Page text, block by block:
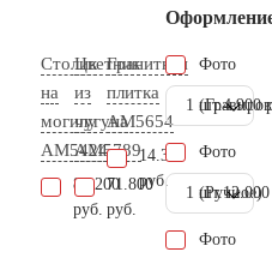
Столик
на
могилу
AM5424
83.200
руб.
Цветник
из
чугуна
AM5789
71.800
руб.
Гранитная
плитка
AM5654
14.300
руб.
Фото
1 шт.4.900
Фото
(Ручное)
1 шт.
Фото